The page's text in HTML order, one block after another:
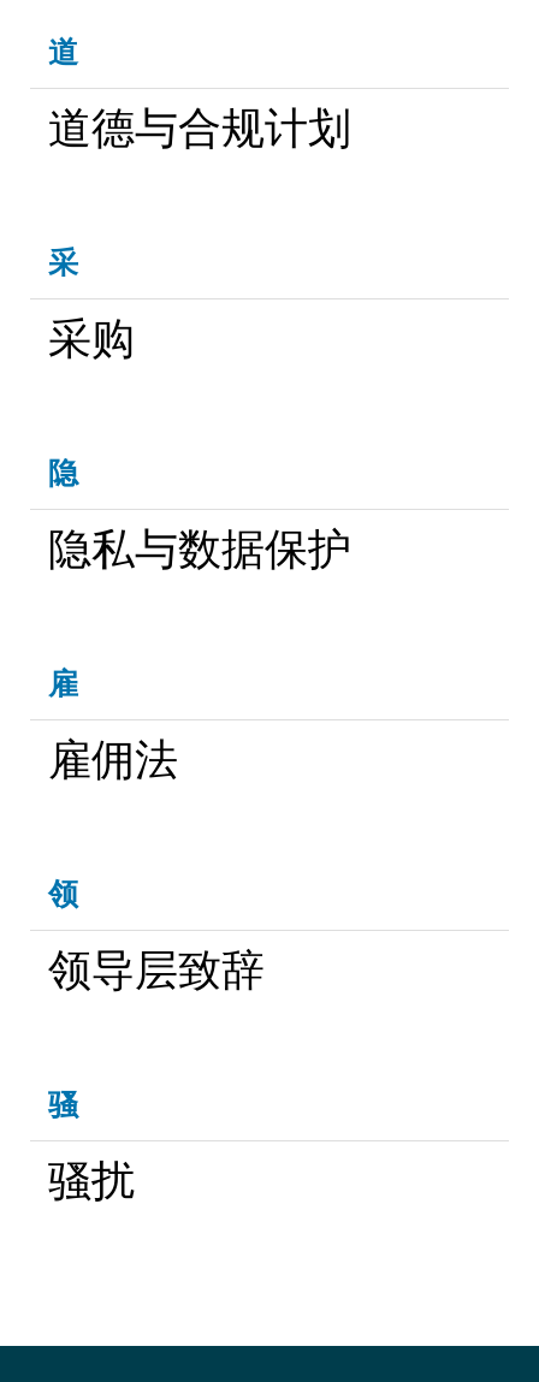
道
道德与合规计划
采
采购
隐
隐私与数据保护
雇
雇佣法
领
领导层致辞
骚
骚扰